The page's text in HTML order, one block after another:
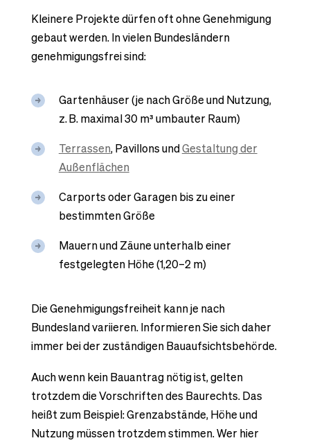
Kleinere Projekte dürfen oft ohne Genehmigung
gebaut werden. In vielen Bundesländern
genehmigungsfrei sind:
Gartenhäuser (je nach Größe und Nutzung,
z. B. maximal 30 m³ umbauter Raum)
Terrassen, Pavillons undGestaltung der
Außenflächen
Carports oder Garagen bis zu einer
bestimmten Größe
Mauern und Zäune unterhalb einer
festgelegten Höhe (1,20–2 m)
Die Genehmigungsfreiheit kann je nach
Bundesland variieren. Informieren Sie sich daher
immer bei der zuständigen Bauaufsichtsbehörde.
Auch wenn kein Bauantrag nötig ist, gelten
trotzdem die Vorschriften des Baurechts. Das
heißt zum Beispiel: Grenzabstände, Höhe und
Nutzung müssen trotzdem stimmen. Wer hier